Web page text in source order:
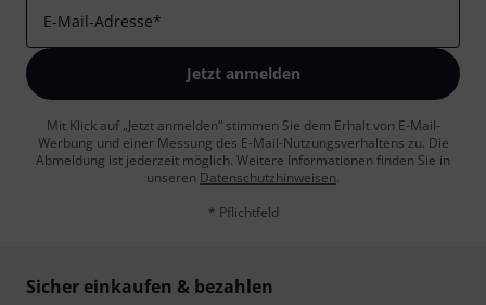
E-Mail-Adresse*
Jetzt anmelden
Mit Klick auf „Jetzt anmelden“ stimmen Sie dem Erhalt von E-Mail-
Werbung und einer Messung des E-Mail-Nutzungsverhaltens zu. Die
Abmeldung ist jederzeit möglich. Weitere Informationen finden Sie in
unseren Datenschutzhinweisen.
* Pflichtfeld
Sicher einkaufen & bezahlen